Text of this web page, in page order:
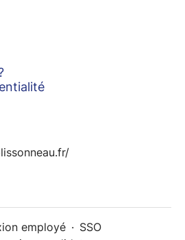
employé · SSO